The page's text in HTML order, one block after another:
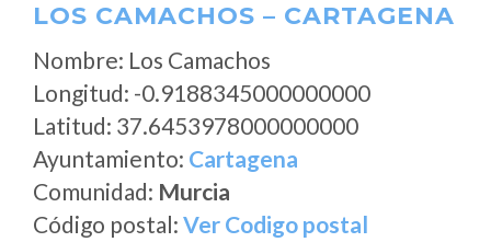
LOS CAMACHOS – CARTAGENA
Nombre: Los Camachos
Longitud: -0.9188345000000000
Latitud: 37.6453978000000000
Ayuntamiento: Cartagena
Comunidad: Murcia
Código postal: Ver Codigo postal